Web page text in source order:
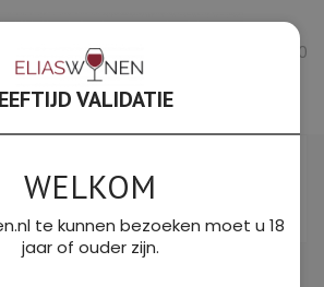
0
Filter
OP PRIJS: LAAG NAAR HOOG
VALIDATIE
WELKOM
te kunnen bezoeken moet u 18
jaar of ouder zijn.